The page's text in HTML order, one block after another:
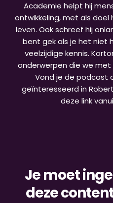
Academie helpt hij
ontwikkeling, met als
leven. Ook schreef hij
bent gek als je het niet
veelzijdige kennis.
onderwerpen die we
Vond je de podcast
geïnteresseerd in
deze link
Je moet
deze